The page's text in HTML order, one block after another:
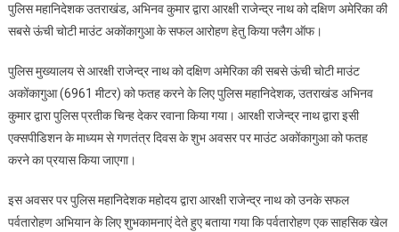
सबसे
माउंट
अकोंकागुआ
को
फतह
उत्तराखंड
पुलिस
पुलिस महानिदेशक उतराखंड, अभिनव कुमार द्वारा आरक्षी राजेन्द्र नाथ को दक्षिण अमेरिका की
सबसे ऊंची चोटी माउंट अकोंकागुआ के सफल आरोहण हेतु किया फ्लैग ऑफ।
पुलिस मुख्यालय से आरक्षी राजेन्द्र नाथ को दक्षिण अमेरिका की सबसे ऊंची चोटी माउंट
अकोंकागुआ (6961 मीटर) को फतह करने के लिए पुलिस महानिदेशक, उतराखंड अभिनव
कुमार द्वारा पुलिस प्रतीक चिन्ह देकर रवाना किया गया। आरक्षी राजेन्द्र नाथ द्वारा इसी
एक्सपीडिशन के माध्यम से गणतंत्र दिवस के शुभ अवसर पर माउंट अकोंकागुआ को फतह
करने का प्रयास किया जाएगा।
इस अवसर पर पुलिस महानिदेशक महोदय द्वारा आरक्षी राजेन्द्र नाथ को उनके सफल
पर्वतारोहण अभियान के लिए शुभकामनाएं देते हुए बताया गया कि पर्वतारोहण एक साहसिक खेल